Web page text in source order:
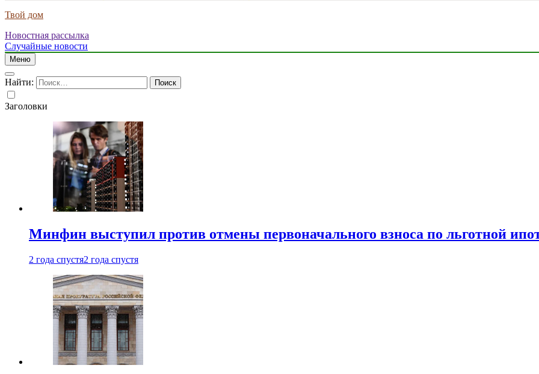
Твой дом
Новостная рассылка
Случайные новости
Меню
Найти:
Заголовки
Минфин выступил против отмены первоначального взноса по льготной
2 года спустя2 года спустя